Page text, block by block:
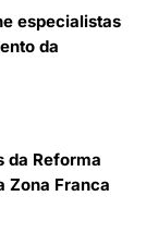
especialistas
da
da Reforma
Zona Franca